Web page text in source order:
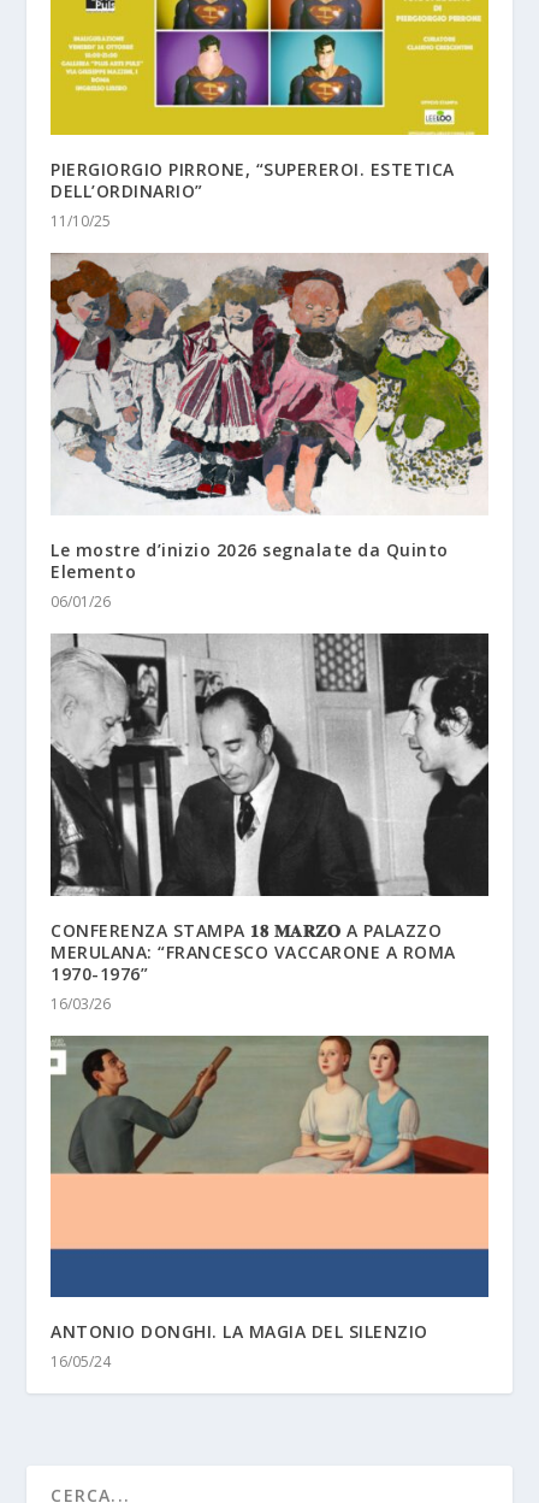
PIERGIORGIO PIRRONE, “SUPEREROI. ESTETICA
DELL’ORDINARIO”
11/10/25
Le mostre d’inizio 2026 segnalate da Quinto
Elemento
06/01/26
CONFERENZA STAMPA 𝟏𝟖 𝐌𝐀𝐑𝐙𝐎 A PALAZZO
MERULANA: “FRANCESCO VACCARONE A ROMA
1970-1976”
16/03/26
ANTONIO DONGHI. LA MAGIA DEL SILENZIO
16/05/24